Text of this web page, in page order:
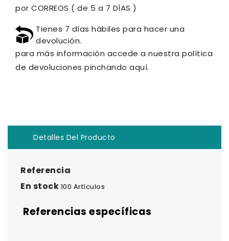
por CORREOS ( de 5 a 7 DÍAS )
Tienes 7 días hábiles para hacer una
devolución.
para más información accede a nuestra política
de devoluciones pinchando aquí.
Detalles Del Producto
Referencia
En stock 100 Artículos
Referencias específicas